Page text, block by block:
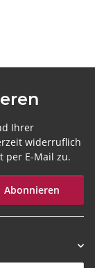
Ihrer
widerruflich
per E-Mail zu.
Abonnieren